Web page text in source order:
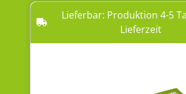
Lieferbar: Produktion 4-5
Lieferzeit